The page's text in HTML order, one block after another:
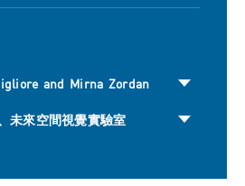
and Mirna Zordan
未來空間視覺實驗室